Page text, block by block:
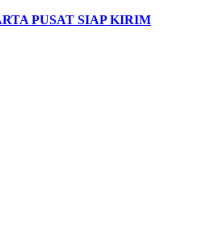
PUSAT SIAP KIRIM